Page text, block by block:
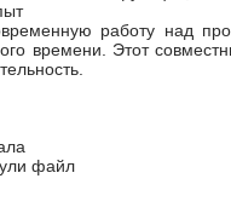
работу над
времени. Этот
файл